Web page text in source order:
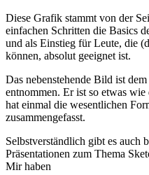
Diese Grafik stammt von der
einfachen Schritten die Basics
und als Einstieg für Leute, die
können, absolut geeignet ist.
Das nebenstehende Bild ist dem
entnommen. Er ist so etwas
hat einmal die wesentlichen
zusammengefasst.
Selbstverständlich gibt es auch
Präsentationen zum Thema
Mir haben